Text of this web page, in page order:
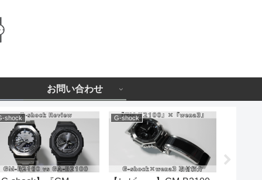
お問い合わせ
shock G-shock